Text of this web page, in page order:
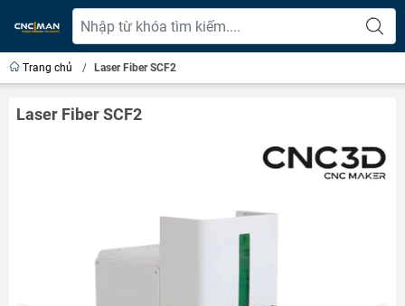
Trang chủ / Laser Fiber SCF2
Laser Fiber SCF2